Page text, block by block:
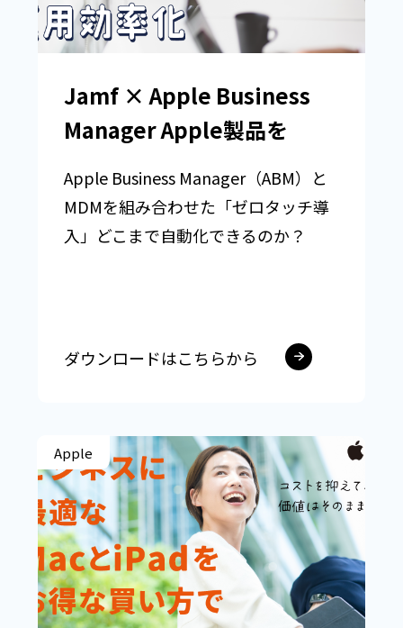
Jamf × Apple Business
Manager Apple製品を
Apple Business Manager（ABM）と
MDMを組み合わせた「ゼロタッチ導
入」どこまで自動化できるのか？
ダウンロードはこちらから
Apple